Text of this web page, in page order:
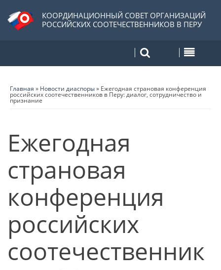
КООРДИНАЦИОННЫЙ СОВЕТ ОРГАНИЗАЦИЙ
РОССИЙСКИХ СООТЕЧЕСТВЕННИКОВ В ПЕРУ
Главная » Новости диаспоры» Ежегодная страновая конференция
российских соотечественников в Перу: диалог, сотрудничество и
признание
Ежегодная
страновая
конференция
российских
соотечественник